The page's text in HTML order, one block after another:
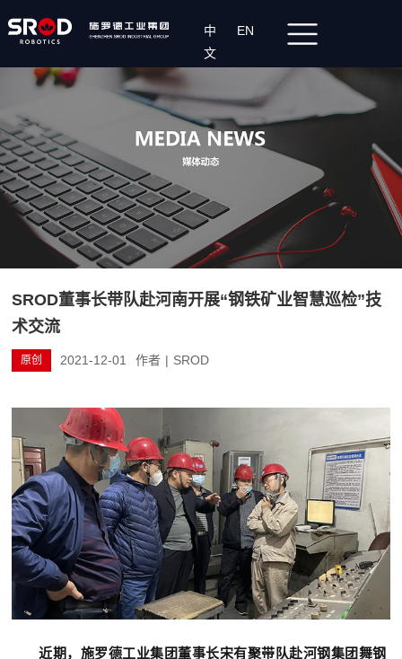
中
文
EN
SROD董事长带队赴河南开展“钢铁矿业智慧巡检”技
术交流
原创 2021-12-01 作者 | SROD
近期，施罗德工业集团董事长宋有聚带队赴河钢集团舞钢